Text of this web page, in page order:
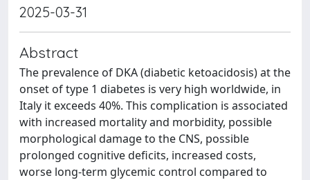
2025-03-31
Abstract
The prevalence of DKA (diabetic ketoacidosis) at the
onset of type 1 diabetes is very high worldwide, in
Italy it exceeds 40%. This complication is associated
with increased mortality and morbidity, possible
morphological damage to the CNS, possible
prolonged cognitive deficits, increased costs,
worse long-term glycemic control compared to